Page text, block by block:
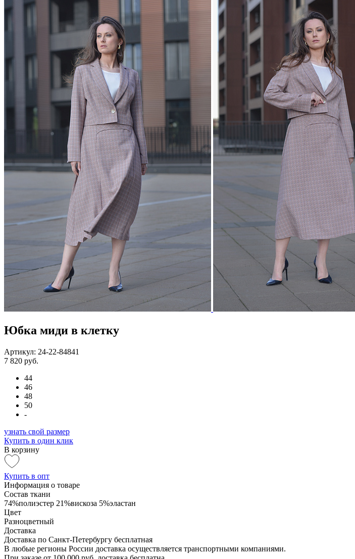
Юбка миди в клетку
Артикул: 24-22-84841
7 820 руб.
44
46
48
50
-
узнать свой размер
Купить в один клик
В корзину
Купить в опт
Информация о товаре
Состав ткани
74%полиэстер 21%вискоза 5%эластан
Цвет
Разноцветный
Доставка
Доставка по Санкт-Петербургу бесплатная
В любые регионы России доставка осуществляется транспортными компаниями.